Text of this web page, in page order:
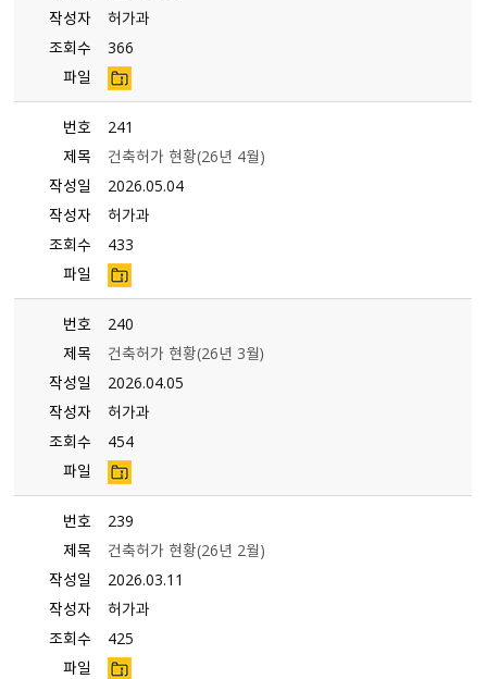
작성자
허가과
조회수
366
파일
번호
241
제목
건축허가 현황(26년 4월)
작성일
2026.05.04
작성자
허가과
조회수
433
파일
번호
240
제목
건축허가 현황（26년 3월）
작성일
2026.04.05
작성자
허가과
조회수
454
파일
번호
239
제목
건축허가 현황(26년 2월)
작성일
2026.03.11
작성자
허가과
조회수
425
파일